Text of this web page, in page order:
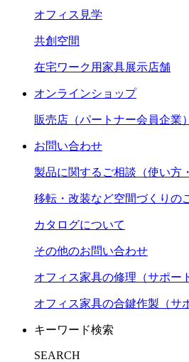
オフィス見学
共創空間
在宅ワーク用家具展示店舗
オンラインショップ
販売店（パートナー会員企業）
お問い合わせ
製品に関するご相談（使い方
移転・改装など空間づくりの
カタログについて
その他のお問い合わせ
オフィス家具の修理（サポー
オフィス家具の合鍵作製（サ
キーワード検索
SEARCH